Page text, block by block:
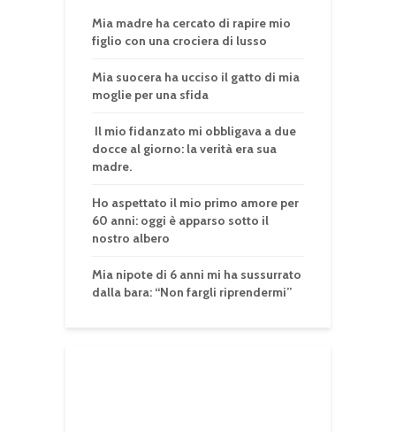
Mia madre ha cercato di rapire mio
figlio con una crociera di lusso
Mia suocera ha ucciso il gatto di mia
moglie per una sfida
Il mio fidanzato mi obbligava a due
docce al giorno: la verità era sua
madre.
Ho aspettato il mio primo amore per
60 anni: oggi è apparso sotto il
nostro albero
Mia nipote di 6 anni mi ha sussurrato
dalla bara: “Non fargli riprendermi”